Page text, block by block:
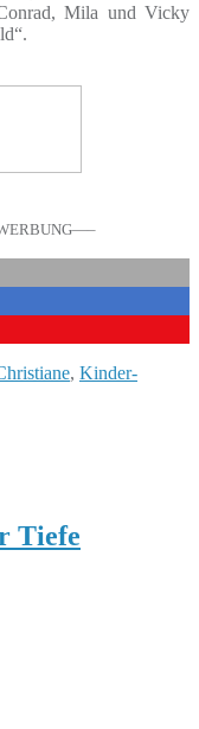
Mila und Vicky
, Kinder-
Tiefe